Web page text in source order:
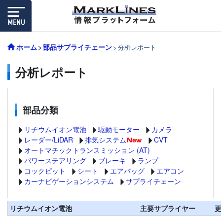
ホーム 部品サプライチェーン 分析レポート
分析レポート
部品分類
リチウムイオン電池 駆動モーター
カメラ
レーダー/LiDAR
排気システム
CVT
オートマチックトランスミッション (AT)
パワーステアリング
ブレーキ
ランプ
コックピット
シート エアバッグ
エアコン
カーナビゲーションシステム
サプライチェーン
リチウムイオン電池 主要サプライヤー